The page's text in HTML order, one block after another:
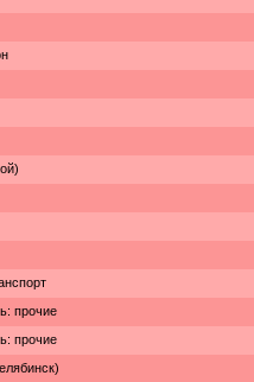
прочие
прочие